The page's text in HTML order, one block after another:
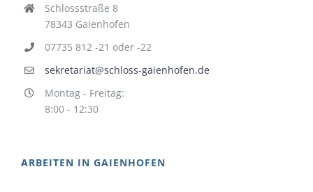
Schlossstraße 8
78343 Gaienhofen
07735 812 -21 oder -22
sekretariat@schloss-gaienhofen.de
Montag - Freitag:
8:00 - 12:30
ARBEITEN IN GAIENHOFEN